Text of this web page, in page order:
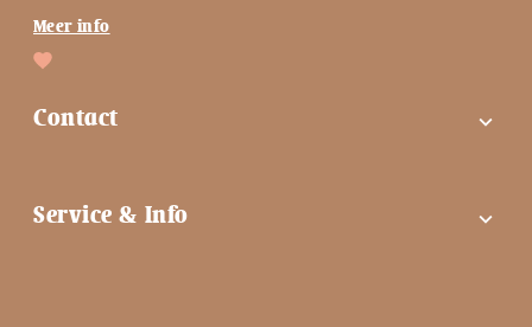
Meer info
Contact expand_more
Contactgegevens
Service & Info expand_more